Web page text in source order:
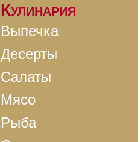
Кулинария
Выпечка
Десерты
Салаты
Мясо
Рыба